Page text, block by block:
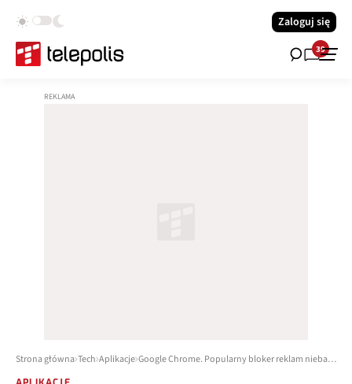
Zaloguj się
39
Strona główna Tech Aplikacje
APLIKACJE